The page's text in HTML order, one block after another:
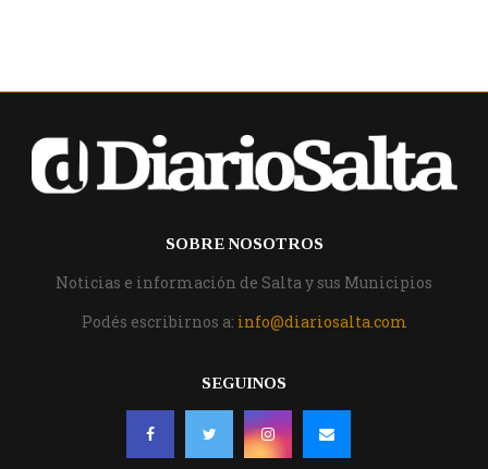
SOBRE NOSOTROS
Noticias e información de Salta y sus Municipios
Podés escribirnos a: info@diariosalta.com
SEGUINOS